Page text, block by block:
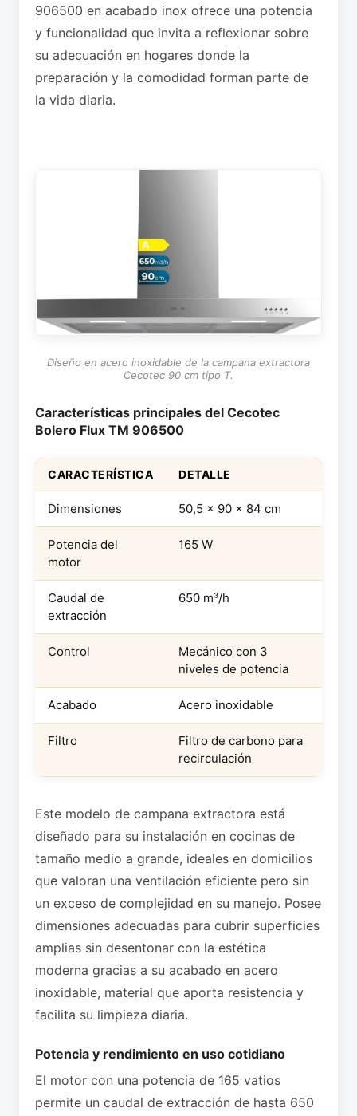
906500 en acabado inox ofrece una potencia
y funcionalidad que invita a reflexionar sobre
su adecuación en hogares donde la
preparación y la comodidad forman parte de
la vida diaria.
Diseño en acero inoxidable de la campana extractora
Cecotec 90 cm tipo T.
Características principales del Cecotec
Bolero Flux TM 906500
CARACTERÍSTICA DETALLE
Dimensiones 50,5 x 90 x 84 cm
Potencia del
motor
165 W
Caudal de
extracción
650 m³/h
Control
Mecánico con 3
niveles de potencia
Acabado Acero inoxidable
Filtro
Filtro de carbono para
recirculación
Este modelo de campana extractora está
diseñado para su instalación en cocinas de
tamaño medio a grande, ideales en domicilios
que valoran una ventilación eficiente pero sin
un exceso de complejidad en su manejo. Posee
dimensiones adecuadas para cubrir superficies
amplias sin desentonar con la estética
moderna gracias a su acabado en acero
inoxidable, material que aporta resistencia y
facilita su limpieza diaria.
Potencia y rendimiento en uso cotidiano
El motor con una potencia de 165 vatios
permite un caudal de extracción de hasta 650